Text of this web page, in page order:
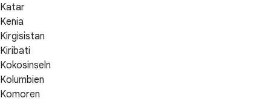
Katar
Kenia
Kirgisistan
Kiribati
Kokosinseln
Kolumbien
Komoren